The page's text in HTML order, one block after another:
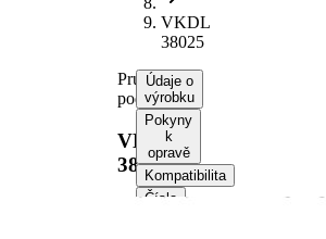
VKDL
38025
Pružina
podvozku
VKDL
38025
Údaje o
výrobku
Pokyny
k
opravě
Kompatibilita
Čísla